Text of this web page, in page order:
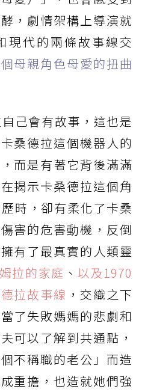
，劇情架構上導演就
現代的兩條故事線交
母親角色母愛的扭曲
己會有故事，這也是
桑德拉這個機器人的
而是有著它背後滿滿
揭示卡桑德拉這個角
時，卻有柔化了卡桑
害的危害動機，反倒
有了最真實的人類靈
拉的家庭 、 以及1970
拉故事線 ，交織之下
了失敗媽媽的悲劇和
可以了解到共通點，
不稱職的老公」而造
重擔，也造就她們強